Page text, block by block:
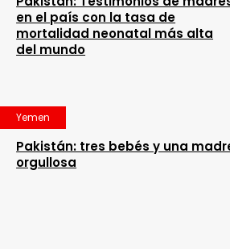
en el país con la tasa de
mortalidad neonatal más alta
del mundo
Yemen
Pakistán: tres bebés y una
orgullosa